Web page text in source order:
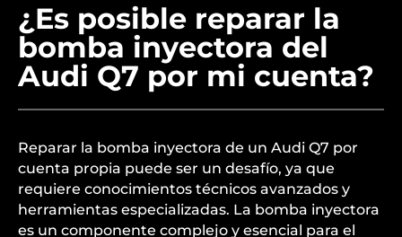
¿Es posible reparar la
bomba inyectora del
Audi Q7 por mi cuenta?
Reparar la bomba inyectora de un Audi Q7 por
cuenta propia puede ser un desafío, ya que
requiere conocimientos técnicos avanzados y
herramientas especializadas. La bomba inyectora
es un componente complejo y esencial para el